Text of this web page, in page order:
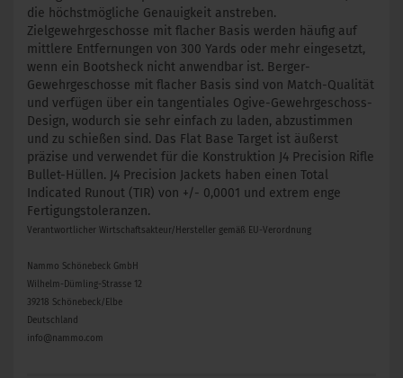
die höchstmögliche Genauigkeit anstreben.
Zielgewehrgeschosse mit flacher Basis werden häufig auf
mittlere Entfernungen von 300 Yards oder mehr eingesetzt,
wenn ein Bootsheck nicht anwendbar ist. Berger-
Gewehrgeschosse mit flacher Basis sind von Match-Qualität
und verfügen über ein tangentiales Ogive-Gewehrgeschoss-
Design, wodurch sie sehr einfach zu laden, abzustimmen
und zu schießen sind. Das Flat Base Target ist äußerst
präzise und verwendet für die Konstruktion J4 Precision Rifle
Bullet-Hüllen. J4 Precision Jackets haben einen Total
Indicated Runout (TIR) ​​von +/- 0,0001 und extrem enge
Fertigungstoleranzen.
Verantwortlicher Wirtschaftsakteur/Hersteller gemäß EU-Verordnung
Nammo Schönebeck GmbH
Wilhelm-Dümling-Strasse 12
39218 Schönebeck/Elbe
Deutschland
info@nammo.com